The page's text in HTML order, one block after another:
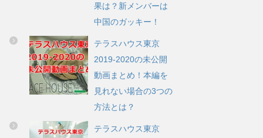
果は？新メンバーは
中国のガッキー！
テラスハウス東京
2019-2020の未公開
動画まとめ！本編を
見れない場合の3つの
方法とは？
テラスハウス東京